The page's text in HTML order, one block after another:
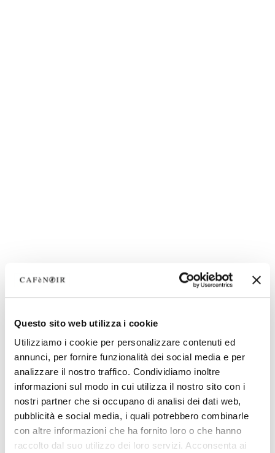
Questo sito web utilizza i cookie
Utilizziamo i cookie per personalizzare contenuti ed
annunci, per fornire funzionalità dei social media e per
analizzare il nostro traffico. Condividiamo inoltre
informazioni sul modo in cui utilizza il nostro sito con i
nostri partner che si occupano di analisi dei dati web,
pubblicità e social media, i quali potrebbero combinarle
con altre informazioni che ha fornito loro o che hanno
raccolto dal suo utilizzo dei loro servizi. Acconsenta ai